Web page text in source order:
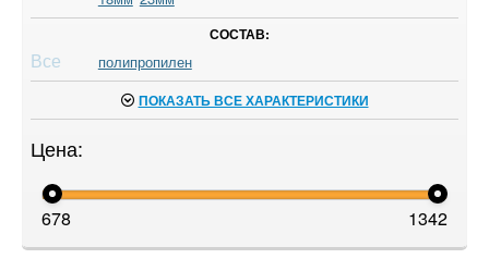
СОСТАВ:
Все полипропилен
ПОКАЗАТЬ ВСЕ ХАРАКТЕРИСТИКИ
Цена:
678 1342